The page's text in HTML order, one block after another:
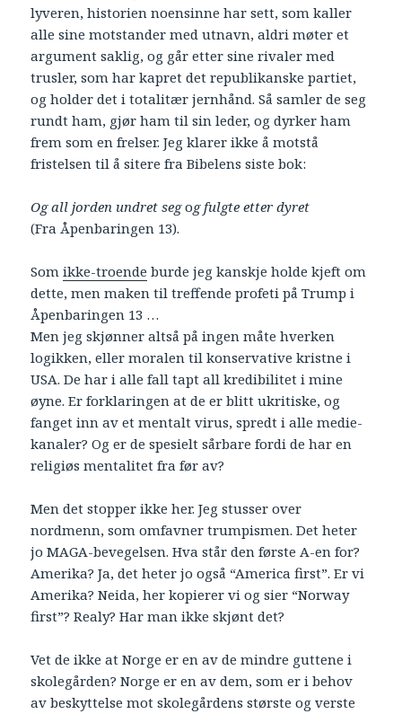
lyveren, historien noensinne har sett, som kaller
alle sine motstander med utnavn, aldri møter et
argument saklig, og går etter sine rivaler med
trusler, som har kapret det republikanske partiet,
og holder det i totalitær jernhånd. Så samler de seg
rundt ham, gjør ham til sin leder, og dyrker ham
frem som en frelser. Jeg klarer ikke å motstå
fristelsen til å sitere fra Bibelens siste bok:
Og all jorden undret segog fulgte etter dyret
(Fra Åpenbaringen 13).
Somikke-troende burde jeg kanskje holde kjeft om
dette, men maken til treffende profeti på Trump i
Åpenbaringen 13 …
Men jeg skjønner altså på ingen måte hverken
logikken, eller moralen til konservative kristne i
USA. De har i alle fall tapt all kredibilitet i mine
øyne. Er forklaringen at de er blitt ukritiske, og
fanget inn av et mentalt virus, spredt i alle medie-
kanaler? Og er de spesielt sårbare fordi de har en
religiøs mentalitet fra før av?
Men det stopper ikke her. Jeg stusser over
nordmenn, som omfavner trumpismen. Det heter
jo MAGA-bevegelsen. Hva står den første A-en for?
Amerika? Ja, det heter jo også “America first”. Er vi
Amerika? Neida, her kopierer vi og sier “Norway
first”? Realy? Har man ikke skjønt det?
Vet de ikke at Norge er en av de mindre guttene i
skolegården? Norge er en av dem, som er i behov
av beskyttelse mot skolegårdens største og verste